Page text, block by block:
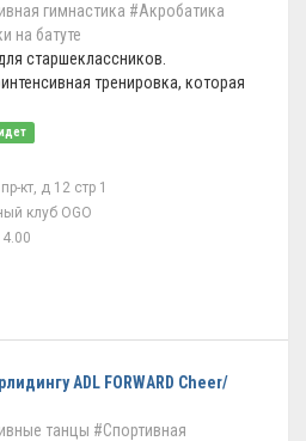
гимнастика #Акробатика
на батуте
старшеклассников.
тренировка, которая
кт, д 12 стр 1
клуб OGO
ADL FORWARD Cheer/
танцы #Спортивная